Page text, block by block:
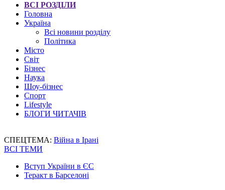
ВСІ РОЗДІЛИ
Головна
Україна
Всі новини розділу
Політика
Місто
Світ
Бізнес
Наука
Шоу-бізнес
Спорт
Lifestyle
БЛОГИ ЧИТАЧІВ
СПЕЦТЕМА: Війна в Ірані
ВСІ ТЕМИ
Вступ України в ЄС
Теракт в Барселоні